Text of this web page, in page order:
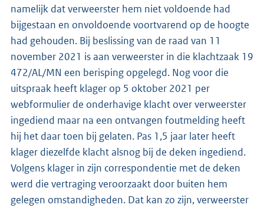
namelijk dat verweerster hem niet voldoende had
bijgestaan en onvoldoende voortvarend op de hoogte
had gehouden. Bij beslissing van de raad van 11
november 2021 is aan verweerster in die klachtzaak 19
472/AL/MN een berisping opgelegd. Nog voor die
uitspraak heeft klager op 5 oktober 2021 per
webformulier de onderhavige klacht over verweerster
ingediend maar na een ontvangen foutmelding heeft
hij het daar toen bij gelaten. Pas 1,5 jaar later heeft
klager diezelfde klacht alsnog bij de deken ingediend.
Volgens klager in zijn correspondentie met de deken
werd die vertraging veroorzaakt door buiten hem
gelegen omstandigheden. Dat kan zo zijn, verweerster